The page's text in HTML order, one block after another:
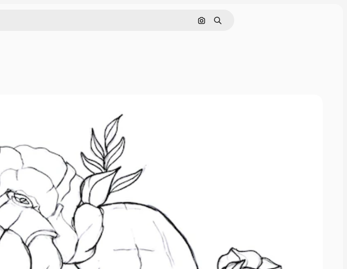
画像で検索
検索